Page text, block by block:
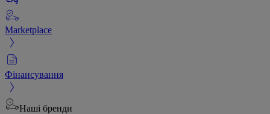
Marketplace
Фінансування
Наші бренди